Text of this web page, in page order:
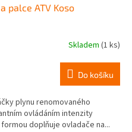
palce ATV Koso
Skladem(1 ks)
Do košíku
plynu renomovaného
ovládáním intenzity
doplňuje ovladače na...